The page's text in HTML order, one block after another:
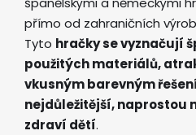
přímo od zahraničních
Tyto hračky se vyznačují
použitých materiálů,
vkusným barevným
nejdůležitější, naprostou
zdraví dětí.